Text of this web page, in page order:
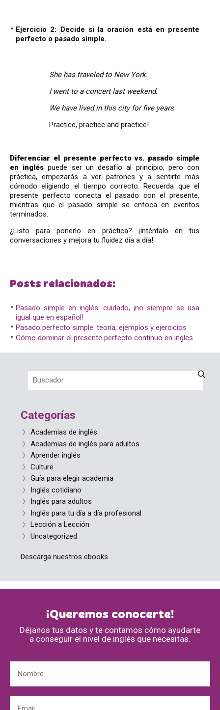
Ejercicio 2: Decide si la oración está en presente
perfecto o pasado simple.
She has traveled to New York.
I went to a concert last weekend.
We have lived in this city for five years.
Practice, practice and practice!
Diferenciar el presente perfecto vs. pasado simple
en inglés puede ser un desafío al principio, pero con
práctica, empezarás a ver patrones y a sentirte más
cómodo eligiendo el tiempo correcto. Recuerda que el
presente perfecto conecta el pasado con el presente,
mientras que el pasado simple se enfoca en eventos
terminados.
¿Listo para ponerlo en práctica? ¡Inténtalo en tus
conversaciones y mejora tu fluidez día a día!
Posts relacionados:
Pasado simple en inglés: cuidado, ¡no siempre se usa
igual que en español!
Pasado perfecto simple: teoría, ejemplos y ejercicios
Cómo dominar el presente perfecto continuo en ingles
Categorías
Academias de inglés
Academias de inglés para adultos
Aprender inglés
Culture
Guía para elegir academia
Inglés cotidiano
Inglés para adultos
Inglés para tu día a día profesional
Lección a Lección
Uncategorized
Descarga nuestros ebooks
¡Queremos conocerte!
Déjanos tus datos y te contamos cómo ayudarte
a conseguir el nivel de inglés que necesitas.